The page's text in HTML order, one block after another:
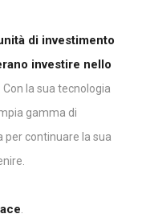
di investimento
investire nello
. Con la sua tecnologia
gamma di
per continuare la sua